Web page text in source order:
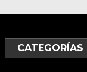
CATEGORÍAS